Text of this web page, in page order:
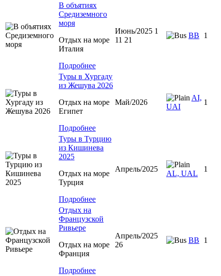
В объятиях
Средиземного
моря
Отдых на море
Италия
Подробнее
Июнь/2025 1
11 21
BB 1
Туры в Хургаду
из Жешува 2026
Отдых на море
Египет
Подробнее
Май/2026
AI,
UAI
1
Туры в Турцию
из Кишинева
2025
Отдых на море
Турция
Подробнее
Апрель/2025
AL, UAL
1
Отдых на
Французской
Ривьере
Отдых на море
Франция
Подробнее
Апрель/2025
26
BB 1